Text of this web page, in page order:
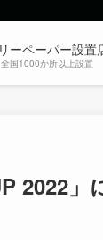
ーペーパー設置
全国1000か所以上設置
2022」